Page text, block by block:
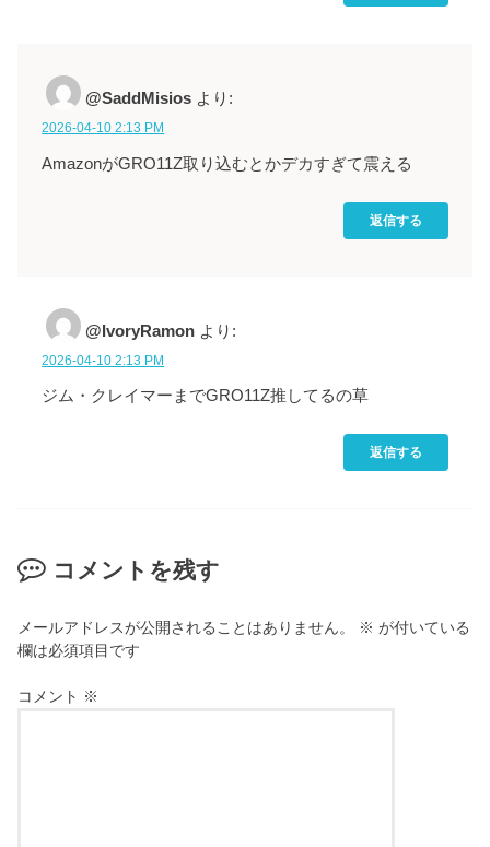
@SaddMisios より:
2026-04-10 2:13 PM
AmazonがGRO11Z取り込むとかデカすぎて震える
返信する
@IvoryRamon より:
2026-04-10 2:13 PM
ジム・クレイマーまでGRO11Z推してるの草
返信する
コメントを残す
メールアドレスが公開されることはありません。 ※ が付いている
欄は必須項目です
コメント ※